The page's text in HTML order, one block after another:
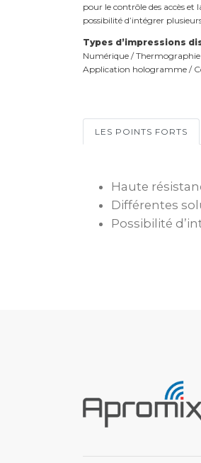
pour le contrôle des accès et
possibilité d’intégrer
Types d’impressions
Numérique /
Application hologramme /
LES POINTS FORTS
Haute
Différentes
Possibilité